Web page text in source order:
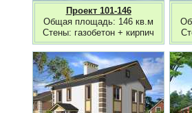
Проект 101-146
Общая площадь: 146 кв.м
Стены: газобетон + кирпич